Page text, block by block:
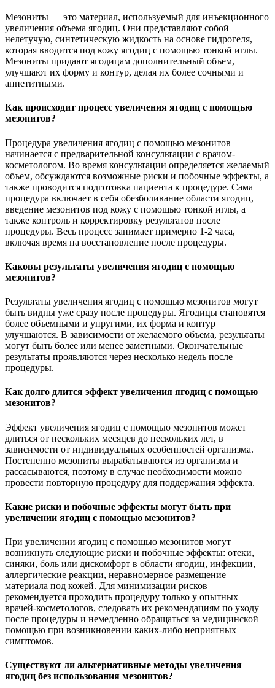
Мезониты — это материал, используемый для инъекционного
увеличения объема ягодиц. Они представляют собой
нелетучую, синтетическую жидкость на основе гидрогеля,
которая вводится под кожу ягодиц с помощью тонкой иглы.
Мезониты придают ягодицам дополнительный объем,
улучшают их форму и контур, делая их более сочными и
аппетитными.
Как происходит процесс увеличения ягодиц с помощью
мезонитов?
Процедура увеличения ягодиц с помощью мезонитов
начинается с предварительной консультации с врачом-
косметологом. Во время консультации определяется желаемый
объем, обсуждаются возможные риски и побочные эффекты, а
также проводится подготовка пациента к процедуре. Сама
процедура включает в себя обезболивание области ягодиц,
введение мезонитов под кожу с помощью тонкой иглы, а
также контроль и корректировку результатов после
процедуры. Весь процесс занимает примерно 1-2 часа,
включая время на восстановление после процедуры.
Каковы результаты увеличения ягодиц с помощью
мезонитов?
Результаты увеличения ягодиц с помощью мезонитов могут
быть видны уже сразу после процедуры. Ягодицы становятся
более объемными и упругими, их форма и контур
улучшаются. В зависимости от желаемого объема, результаты
могут быть более или менее заметными. Окончательные
результаты проявляются через несколько недель после
процедуры.
Как долго длится эффект увеличения ягодиц с помощью
мезонитов?
Эффект увеличения ягодиц с помощью мезонитов может
длиться от нескольких месяцев до нескольких лет, в
зависимости от индивидуальных особенностей организма.
Постепенно мезониты вырабатываются из организма и
рассасываются, поэтому в случае необходимости можно
провести повторную процедуру для поддержания эффекта.
Какие риски и побочные эффекты могут быть при
увеличении ягодиц с помощью мезонитов?
При увеличении ягодиц с помощью мезонитов могут
возникнуть следующие риски и побочные эффекты: отеки,
синяки, боль или дискомфорт в области ягодиц, инфекции,
аллергические реакции, неравномерное размещение
материала под кожей. Для минимизации рисков
рекомендуется проходить процедуру только у опытных
врачей-косметологов, следовать их рекомендациям по уходу
после процедуры и немедленно обращаться за медицинской
помощью при возникновении каких-либо неприятных
симптомов.
Существуют ли альтернативные методы увеличения
ягодиц без использования мезонитов?